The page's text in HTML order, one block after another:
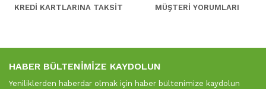
KREDİ KARTLARINA TAKSİT MÜŞTERİ YORUMLARI
HABER BÜLTENİMİZE KAYDOLUN
Yeniliklerden haberdar olmak için haber bültenimize kaydolun